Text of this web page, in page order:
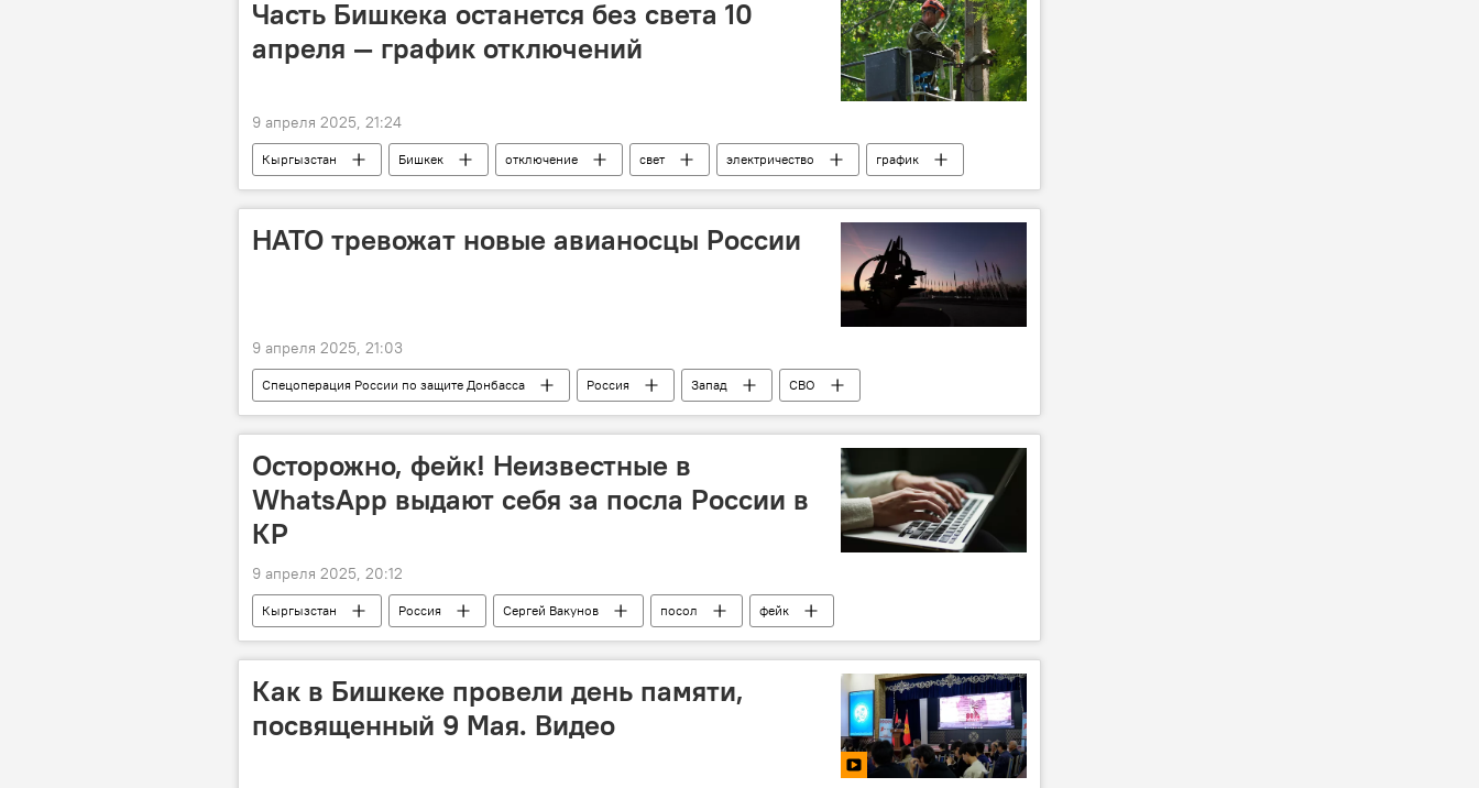
Часть Бишкека останется без света 10
апреля — график отключений
9 апреля 2025, 21:24
Кыргызстан Бишкек отключение свет электричество график
НАТО тревожат новые авианосцы России
9 апреля 2025, 21:03
Спецоперация России по защите Донбасса Россия Запад
СВО
Александр Хроленко
авианосец НАТО Мнение
Осторожно, фейк! Неизвестные в
WhatsApp выдают себя за посла России в
КР
9 апреля 2025, 20:12
Кыргызстан Россия Сергей Вакунов посол
фейк
мессенджер
посольство
Как в Бишкеке провели день памяти,
посвященный 9 Мая. Видео